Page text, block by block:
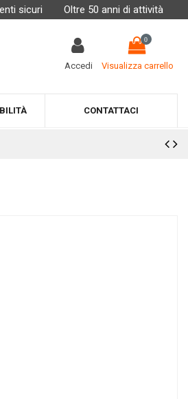
sicuri Oltre 50 anni di attività
Accedi
0
Visualizza carrello
CONTATTACI